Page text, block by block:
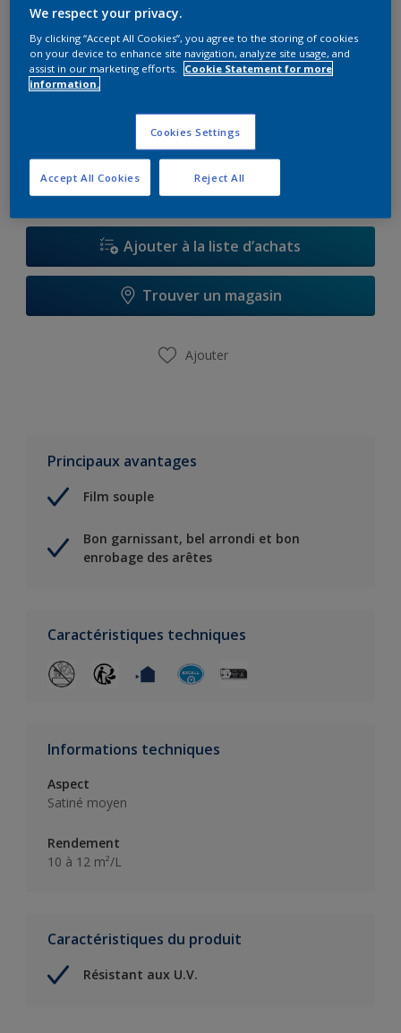
Format
Ajouter à la liste d’achats
Trouver un magasin
Ajouter
Principaux avantages
Film souple
Bon garnissant, bel arrondi et bon
enrobage des arêtes
Caractéristiques techniques
Informations techniques
Aspect
Satiné moyen
Rendement
10 à 12 m²/L
Caractéristiques du produit
Résistant aux U.V.
We respect your privacy.
By clicking “Accept All Cookies”, you agree to the storing of cookies
on your device to enhance site navigation, analyze site usage, and
assist in our marketing efforts.
Cookie Statement for more
information.
Cookies Settings
Reject All
Accept All Cookies